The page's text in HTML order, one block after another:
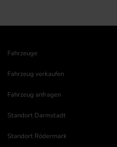
Fahrzeuge
Fahrzeug verkaufen
Fahrzeug anfragen
Standort Darmstadt
Standort Rödermark